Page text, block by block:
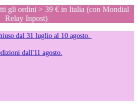
gli ordini > 39 € in Italia (con Mondial
Relay Inpost)
dal 31 luglio al 10 agosto.
dall'11 agosto.